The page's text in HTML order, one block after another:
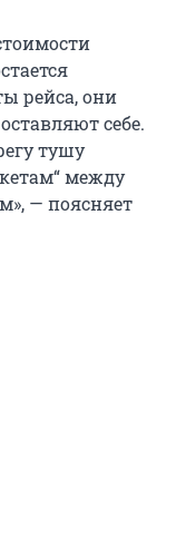
рейса, они
себе.
тушу
между
— поясняет